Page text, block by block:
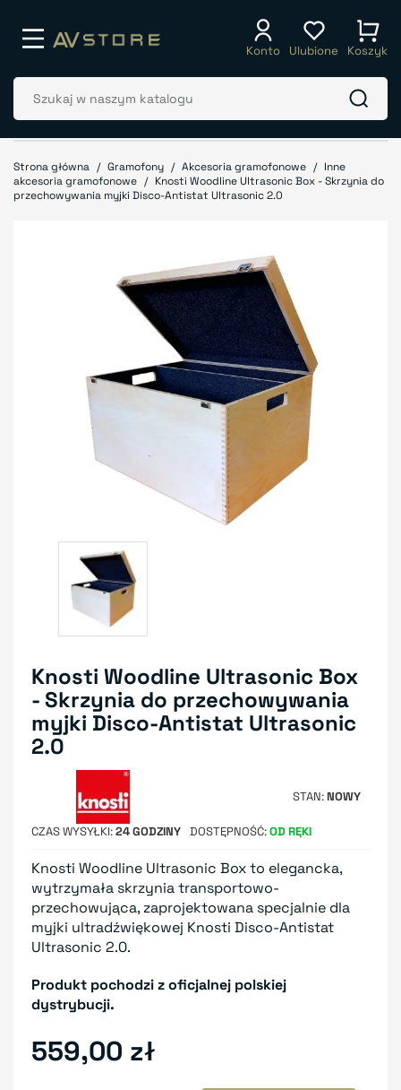
Konto Ulubione Koszyk
Strona główna Gramofony Akcesoria gramofonowe
Inne
akcesoria gramofonowe
Knosti Woodline Ultrasonic Box - Skrzynia do
przechowywania myjki Disco-Antistat Ultrasonic 2.0
Knosti Woodline Ultrasonic Box
- Skrzynia do przechowywania
myjki Disco-Antistat Ultrasonic
2.0
STAN NOWY
CZAS WYSYŁKI 24 GODZINY DOSTĘPNOŚĆ OD RĘKI
Knosti Woodline Ultrasonic Box to elegancka,
wytrzymała skrzynia transportowo-
przechowująca, zaprojektowana specjalnie dla
myjki ultradźwiękowej Knosti Disco-Antistat
Ultrasonic 2.0.
Produkt pochodzi z oficjalnej polskiej
dystrybucji.
559,00 zł